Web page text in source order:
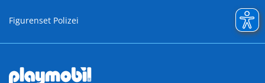
Figurenset Polizei